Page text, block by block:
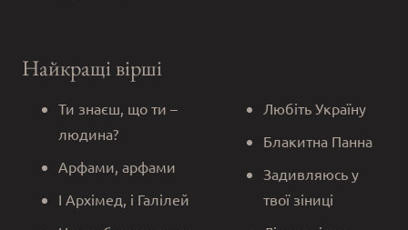
Найкращі вірші
Ти знаєш, що ти –
людина?
Арфами, арфами
І Архімед, і Галілей
Любіть Україну
Блакитна Панна
Задивляюсь у
твої зіниці